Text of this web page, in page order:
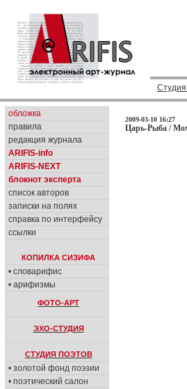
обложка
правила
редакция журнала
ARIFIS-info
ARIFIS-NEXT
блокнот эксперта
список авторов
записки на полях
справка по интерфейсу
ссылки
КОПИЛКА СИЗИФА
• словарифис
• арифизмы
ФОТО-АРТ
ЭХО-СТУДИЯ
СТУДИЯ ПОЭТОВ
• золотой фонд поэзии
• поэтический салон
2009-03-10 16:27
Царь-Рыба /